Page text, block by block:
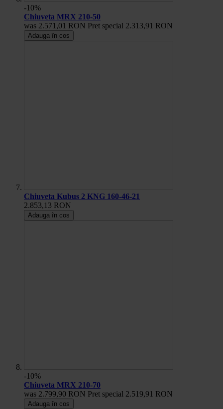
-10%
Chiuveta MRX 210-50
was 2.571,01 RON Pret special 2.313,91 RON
Adauga în cos
Chiuveta Kubus 2 KNG 160-46-21
2.853,13 RON
Adauga în cos
-10%
Chiuveta MRX 210-70
was 2.799,90 RON Pret special 2.519,91 RON
Adauga în cos